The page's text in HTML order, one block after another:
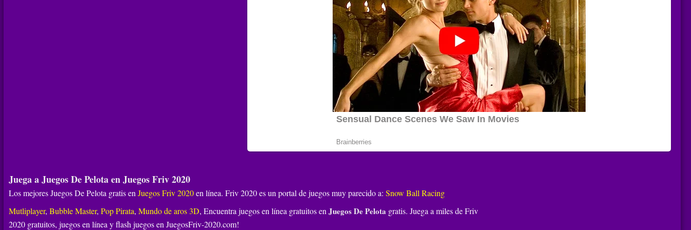
Juega a Juegos De Pelota en Juegos Friv 2020
Los mejores Juegos De Pelota gratis en Juegos Friv 2020en línea. Friv 2020 es un portal de juegos muy parecido a: Snow Ball Racing
Mutliplayer, Bubble Master, Pop Pirata, Mundo de aros 3D, Encuentra juegos en línea gratuitos en Juegos De Pelota gratis. Juega a miles de Friv
2020 gratuitos, juegos en línea y flash juegos en JuegosFriv-2020.com!